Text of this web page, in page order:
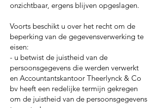
onzichtbaar, ergens blijven opgeslagen.
Voorts beschikt u over het recht om de
beperking van de gegevensverwerking te
eisen:
- u betwist de juistheid van de
persoonsgegevens die werden verwerkt
en Accountantskantoor Theerlynck & Co
bv heeft een redelijke termijn gekregen
om de juistheid van de persoonsgegevens